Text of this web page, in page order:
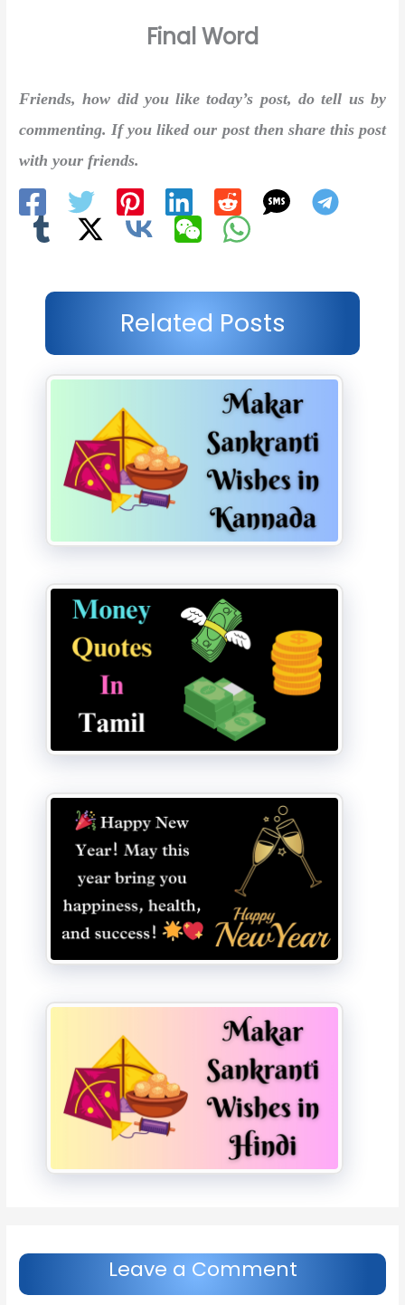
Final Word
Friends, how did you like today’s post, do tell us by
commenting. If you liked our post then share this post
with your friends.
Related Posts
Leave a Comment